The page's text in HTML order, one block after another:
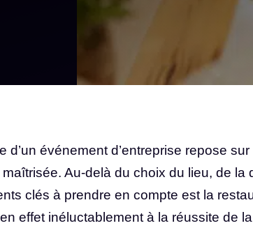
d’un événement d’entreprise repose
Au-delà du choix du lieu, de la
clés à prendre en compte est la
effet inéluctablement à la réussite de